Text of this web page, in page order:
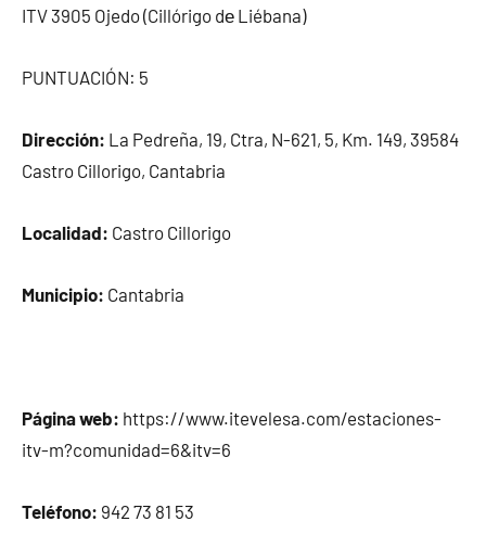
ITV 3905 Ojedo (Cillórigo dе Liébana)
PUNTUACIÓN: 5
Dirección: La Pedreña, 19, Ctra, N-621, 5, Km. 149, 39584
Castro Cillorigo, Cantabria
Localidad: Castro Cillorigo
Municipio: Cantabria
Página web: https://www.itevelesa.com/estaciones-
itv-m?comunidad=6&itv=6
Teléfono: 942 73 81 53